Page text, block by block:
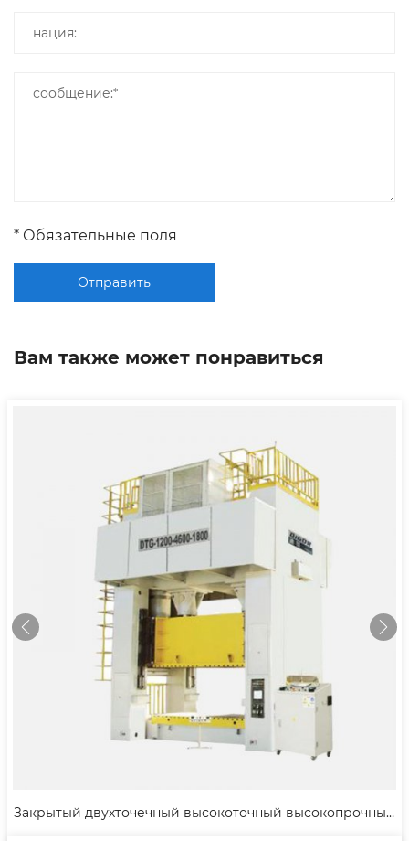
* Обязательные поля
Отправить
Вам также может понравиться
двухточечный высокоточный высокопрочный